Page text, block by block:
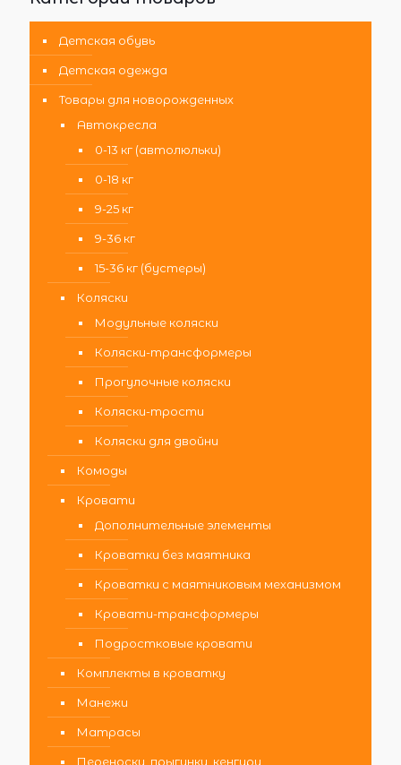
Детская обувь
Детская одежда
Товары для новорожденных
Автокресла
0-13 кг (автолюльки)
0-18 кг
9-25 кг
9-36 кг
15-36 кг (бустеры)
Коляски
Модульные коляски
Коляски-трансформеры
Прогулочные коляски
Коляски-трости
Коляски для двойни
Комоды
Кровати
Дополнительные элементы
Кроватки без маятника
Кроватки с маятниковым механизмом
Кровати-трансформеры
Подростковые кровати
Комплекты в кроватку
Манежи
Матрасы
Переноски, прыгунки, кенгуру